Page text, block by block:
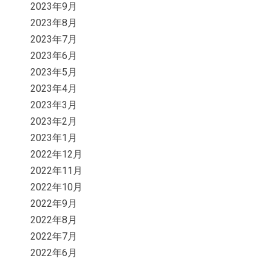
2023年9月
2023年8月
2023年7月
2023年6月
2023年5月
2023年4月
2023年3月
2023年2月
2023年1月
2022年12月
2022年11月
2022年10月
2022年9月
2022年8月
2022年7月
2022年6月